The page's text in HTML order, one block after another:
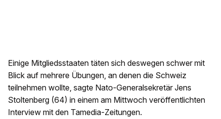
Einige Mitgliedsstaaten täten sich deswegen schwer mit
Blick auf mehrere Übungen, an denen die Schweiz
teilnehmen wollte, sagte Nato-Generalsekretär Jens
Stoltenberg (64) in einem am Mittwoch veröffentlichten
Interview mit den Tamedia-Zeitungen.